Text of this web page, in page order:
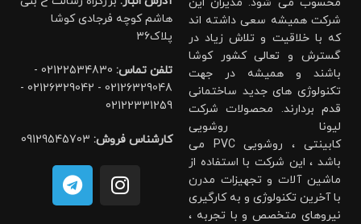
شرکت همیشه سعی داشته اند
که با خلاقیت و تلاش زیاد در
گسترش و تعالی کشور کوشا
باشند و همیشه در جهت
تکنولوژی های جدید ساختمانی
قدم بردارند. محصولات شرکت
لیونا روشویی
کابینتی ، روشویی PVC می
باشد ، این شرکت با استفاده از
ماشین آلات و تجهیزات مدرن
با آخرین تکنولوژی و به کارگیری
نیروهای متخصص و با تجربه ،
هاشم کوچه فرجادی کوشا
پلاک۳۶
تلفن تماس:
02122534830 -
02126329048 - 02126329042 -
02122331259
کارشناس فروش: 09129545703